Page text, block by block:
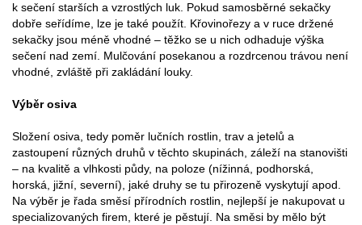
k sečení starších a vzrostlých luk. Pokud samosběrné sekačky
dobře seřídíme, lze je také použít. Křovinořezy a v ruce držené
sekačky jsou méně vhodné – těžko se u nich odhaduje výška
sečení nad zemí. Mulčování posekanou a rozdrcenou trávou není
vhodné, zvláště při zakládání louky.
Výběr osiva
Složení osiva, tedy poměr lučních rostlin, trav a jetelů a
zastoupení různých druhů v těchto skupinách, záleží na stanovišti
– na kvalitě a vlhkosti půdy, na poloze (nížinná, podhorská,
horská, jižní, severní), jaké druhy se tu přirozeně vyskytují apod.
Na výběr je řada směsí přírodních rostlin, nejlepší je nakupovat u
specializovaných firem, které je pěstují. Na směsi by mělo být